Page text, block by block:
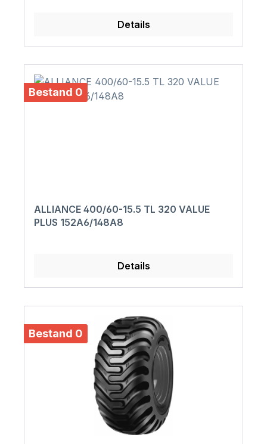
Details
Bestand 0
ALLIANCE 400/60-15.5 TL 320 VALUE
PLUS 152A6/148A8
Details
Bestand 0